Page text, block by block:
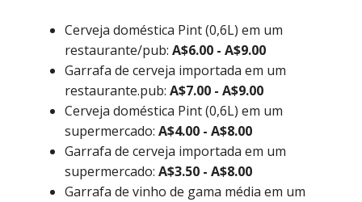
Cerveja doméstica Pint (0,6L) em um
restaurante/pub: A$6.00 - A$9.00
Garrafa de cerveja importada em um
restaurante.pub: A$7.00 - A$9.00
Cerveja doméstica Pint (0,6L) em um
supermercado: A$4.00 - A$8.00
Garrafa de cerveja importada em um
supermercado: A$3.50 - A$8.00
Garrafa de vinho de gama média em um